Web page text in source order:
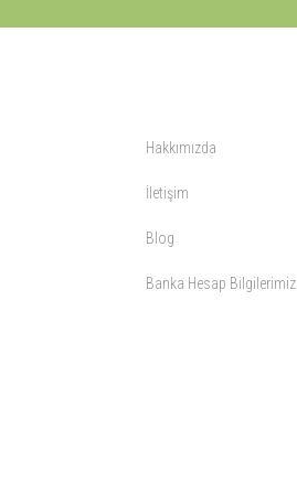
Hakkımızda
İletişim
Blog
Banka Hesap Bilgilerimiz